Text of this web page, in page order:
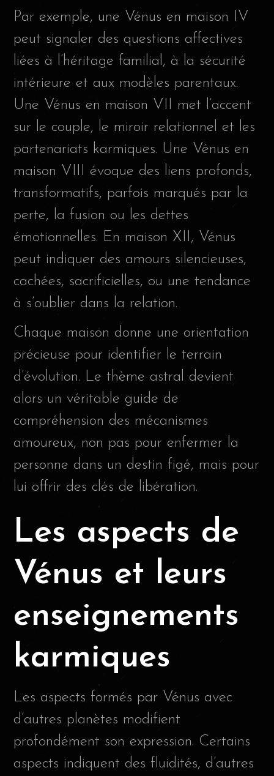
Par exemple, une Vénus en maison IV
peut signaler des questions affectives
liées à l’héritage familial, à la sécurité
intérieure et aux modèles parentaux.
Une Vénus en maison VII met l’accent
sur le couple, le miroir relationnel et les
partenariats karmiques. Une Vénus en
maison VIII évoque des liens profonds,
transformatifs, parfois marqués par la
perte, la fusion ou les dettes
émotionnelles. En maison XII, Vénus
peut indiquer des amours silencieuses,
cachées, sacrificielles, ou une tendance
à s’oublier dans la relation.
Chaque maison donne une orientation
précieuse pour identifier le terrain
d’évolution. Le thème astral devient
alors un véritable guide de
compréhension des mécanismes
amoureux, non pas pour enfermer la
personne dans un destin figé, mais pour
lui offrir des clés de libération.
Les aspects de
Vénus et leurs
enseignements
karmiques
Les aspects formés par Vénus avec
d’autres planètes modifient
profondément son expression. Certains
aspects indiquent des fluidités, d’autres